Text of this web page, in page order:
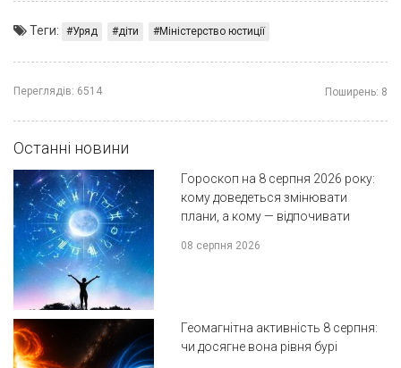
Теги: Уряд діти Міністерство юстиції
Переглядів: 6514 Поширень: 8
Останні новини
Гороскоп на 8 серпня 2026 року:
кому доведеться змінювати
плани, а кому — відпочивати
08 серпня 2026
Геомагнітна активність 8 серпня:
чи досягне вона рівня бурі